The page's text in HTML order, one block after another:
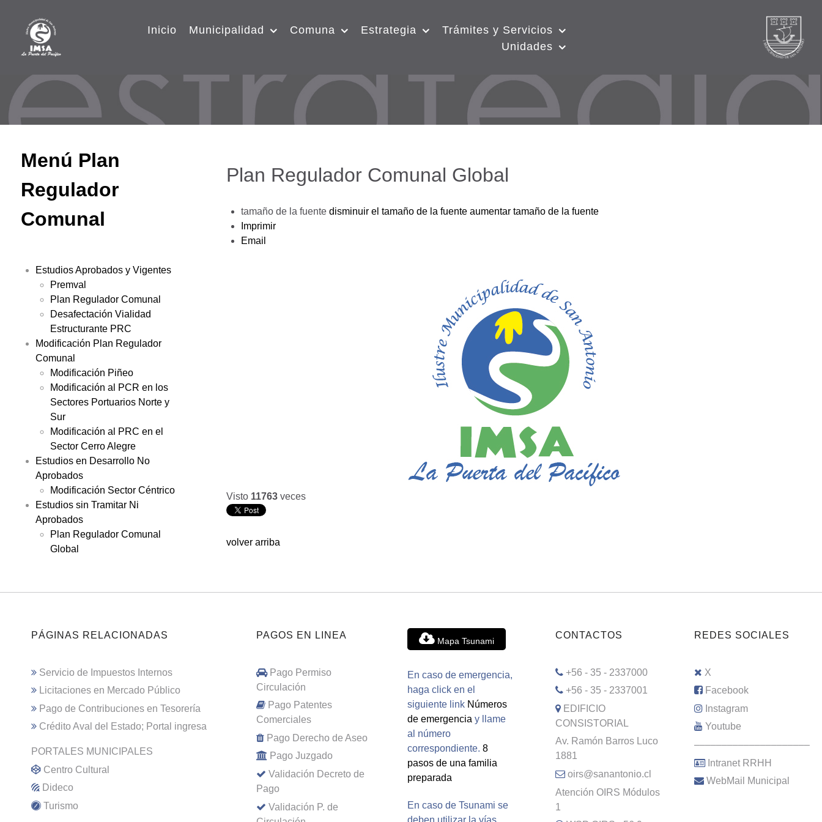
Inicio Municipalidad Comuna Estrategia
Trámites y Servicios
Unidades
Menú Plan
Regulador
Comunal
Estudios Aprobados y Vigentes
Premval
Plan Regulador Comunal
Desafectación Vialidad
Estructurante PRC
Modificación Plan Regulador
Comunal
Modificación Piñeo
Modificación al PCR en los
Sectores Portuarios Norte y
Sur
Modificación al PRC en el
Sector Cerro Alegre
Estudios en Desarrollo No
Aprobados
Modificación Sector Céntrico
Estudios sin Tramitar Ni
Aprobados
Plan Regulador Comunal
Global
Plan Regulador Comunal Global
tamaño de la fuente disminuir el tamaño de la fuente aumentar tamaño de la fuente
Imprimir
Email
Visto 11763 veces
volver arriba
PÁGINAS RELACIONADAS
Servicio de Impuestos Internos
Licitaciones en Mercado Público
Pago de Contribuciones en Tesorería
Crédito Aval del Estado; Portal ingresa
PORTALES MUNICIPALES
Centro Cultural
Dideco
Turismo
PAGOS EN LINEA
Pago Permiso
Circulación
Pago Patentes
Comerciales
Pago Derecho de Aseo
Pago Juzgado
Validación Decreto de
Pago
Validación P. de
Mapa Tsunami
En caso de emergencia,
haga click en el
siguiente link Números
de emergencia y llame
al número
correspondiente. 8
pasos de una familia
preparada
En caso de Tsunami se
deben utilizar la vías
CONTACTOS
+56 - 35 - 2337000
+56 - 35 - 2337001
EDIFICIO
CONSISTORIAL
Av. Ramón Barros Luco
1881
oirs@sanantonio.cl
Atención OIRS Módulos
1
REDES SOCIALES
X
Facebook
Instagram
Youtube
–––––––––––––––––––––
Intranet RRHH
WebMail Municipal